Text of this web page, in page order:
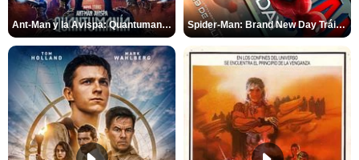
Ant-Man y la Avispa: Quantumanía Tráiler (2) Spider-Man: Brand New Day Tráiler (3)